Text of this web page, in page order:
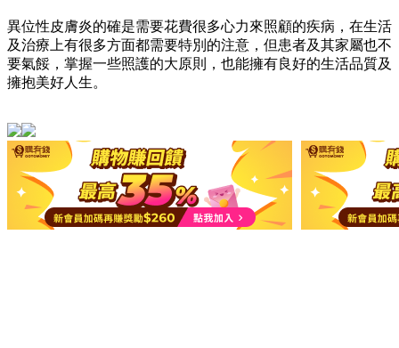
異位性皮膚炎的確是需要花費很多心力來照顧的疾病，在生活
及治療上有很多方面都需要特別的注意，但患者及其家屬也不
要氣餒，掌握一些照護的大原則，也能擁有良好的生活品質及
擁抱美好人生。